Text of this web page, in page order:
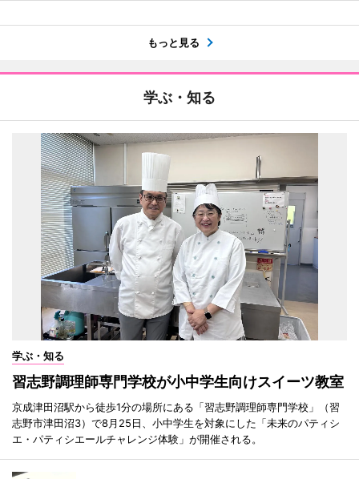
もっと見る
学ぶ・知る
学ぶ・知る
習志野調理師専門学校が小中学生向けスイーツ教室
京成津田沼駅から徒歩1分の場所にある「習志野調理師専門学校」（習
志野市津田沼3）で8月25日、小中学生を対象にした「未来のパティシ
エ・パティシエールチャレンジ体験」が開催される。